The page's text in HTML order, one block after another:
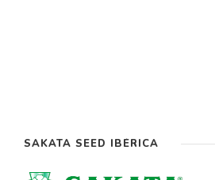
SAKATA SEED IBÉRICA